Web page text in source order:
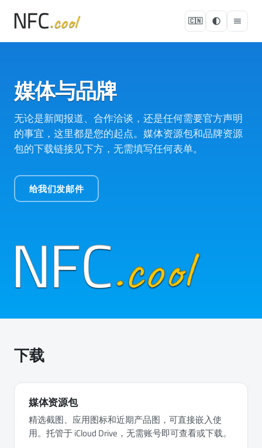
🇨🇳
媒体与品牌
无论是新闻报道、合作洽谈，还是任何需要官方声明
的事宜，这里都是您的起点。媒体资源包和品牌资源
包的下载链接见下方，无需填写任何表单。
给我们发邮件
下载
媒体资源包
精选截图、应用图标和近期产品图，可直接嵌入使
用。托管于 iCloud Drive，无需账号即可查看或下载。